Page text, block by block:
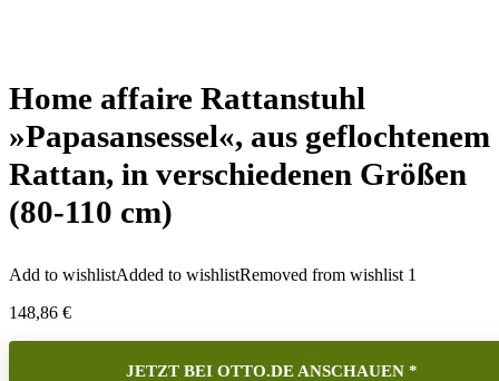
Home affaire Rattanstuhl
»Papasansessel«, aus geflochtenem
Rattan, in verschiedenen Größen
(80-110 cm)
Add to wishlistAdded to wishlistRemoved from wishlist 1
148,86 €
JETZT BEI OTTO.DE ANSCHAUEN *